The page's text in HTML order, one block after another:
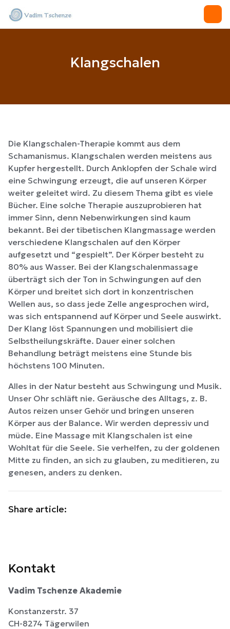
Klangschalen
Die Klangschalen-Therapie kommt aus dem
Schamanismus. Klangschalen werden meistens aus
Kupfer hergestellt. Durch Anklopfen der Schale wird
eine Schwingung erzeugt, die auf unseren Körper
weiter geleitet wird. Zu diesem Thema gibt es viele
Bücher. Eine solche Therapie auszuprobieren hat
immer Sinn, denn Nebenwirkungen sind kaum
bekannt. Bei der tibetischen Klangmassage werden
verschiedene Klangschalen auf den Körper
aufgesetzt und “gespielt”. Der Körper besteht zu
80% aus Wasser. Bei der Klangschalenmassage
überträgt sich der Ton in Schwingungen auf den
Körper und breitet sich dort in konzentrischen
Wellen aus, so dass jede Zelle angesprochen wird,
was sich entspannend auf Körper und Seele auswirkt.
Der Klang löst Spannungen und mobilisiert die
Selbstheilungskräfte. Dauer einer solchen
Behandlung beträgt meistens eine Stunde bis
höchstens 100 Minuten.
Alles in der Natur besteht aus Schwingung und Musik.
Unser Ohr schläft nie. Geräusche des Alltags, z. B.
Autos reizen unser Gehör und bringen unseren
Körper aus der Balance. Wir werden depressiv und
müde. Eine Massage mit Klangschalen ist eine
Wohltat für die Seele. Sie verhelfen, zu der goldenen
Mitte zu finden, an sich zu glauben, zu meditieren, zu
genesen, anders zu denken.
Share article:
Kontakt
Vadim Tschenze Akademie
Konstanzerstr. 37
CH-8274 Tägerwilen